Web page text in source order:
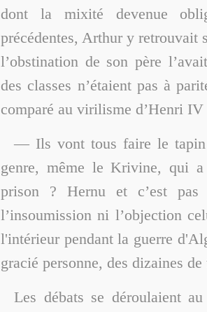
dont la mixité devenue
précédentes, Arthur y retrouvait
l’obstination de son père
des classes n’étaient pas à
comparé au virilisme d’Henri
— Ils vont tous faire le tapin
genre, même le Krivine, qui
prison ? Hernu et c’est
l’insoumission ni l’objection
l'intérieur pendant la guerre
gracié personne, des dizaines
Les débats se déroulaient